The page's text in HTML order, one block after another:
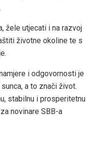
žele utjecati i na razvoj
životne okoline te s
i odgovornosti je
a to znači život.
stabilnu i prosperitetnu
novinare SBB-a